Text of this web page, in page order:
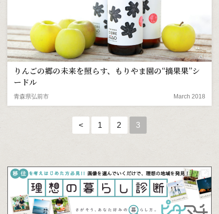
りんごの郷の未来を照らす、もりやま園の“摘果果”シ
ードル
青森県弘前市 March 2018
< 1 2 3